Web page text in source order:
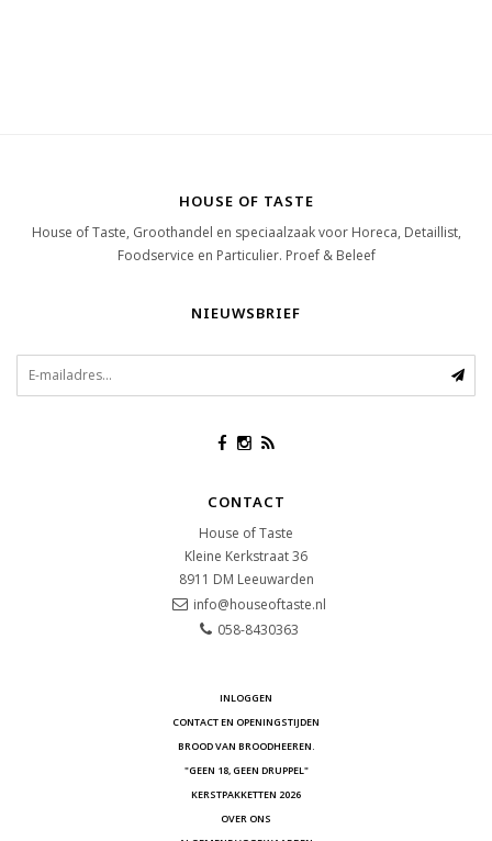
HOUSE OF TASTE
House of Taste, Groothandel en speciaalzaak voor Horeca, Detaillist,
Foodservice en Particulier. Proef & Beleef
NIEUWSBRIEF
CONTACT
House of Taste
Kleine Kerkstraat 36
8911 DM Leeuwarden
info@houseoftaste.nl
058-8430363
INLOGGEN
CONTACT EN OPENINGSTIJDEN
BROOD VAN BROODHEEREN.
"GEEN 18, GEEN DRUPPEL"
KERSTPAKKETTEN 2026
OVER ONS